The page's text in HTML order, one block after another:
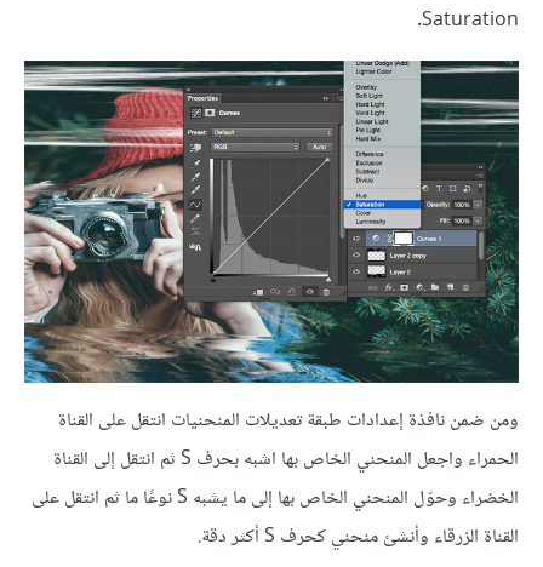
Saturation.
ومن ضمن نافذة إعدادات طبقة تعديلات المنحنيات انتقل على القناة
الحمراء واجعل المنحني الخاص بها اشبه بحرف S ثم انتقل إلى القناة
الخضراء وحوّل المنحني الخاص بها إلى ما يشبه S نوعًا ما ثم انتقل على
القناة الزرقاء وأنشئ منحني كحرف S أكثر دقة.